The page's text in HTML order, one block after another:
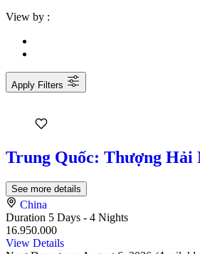
View by :
Apply Filters
Trung Quốc: Thượng Hải
See more details
China
Duration 5 Days - 4 Nights
16.950.000
View Details